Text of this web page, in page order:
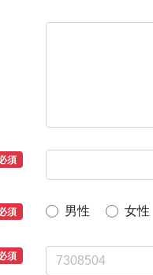
須
須 男性 女性
須